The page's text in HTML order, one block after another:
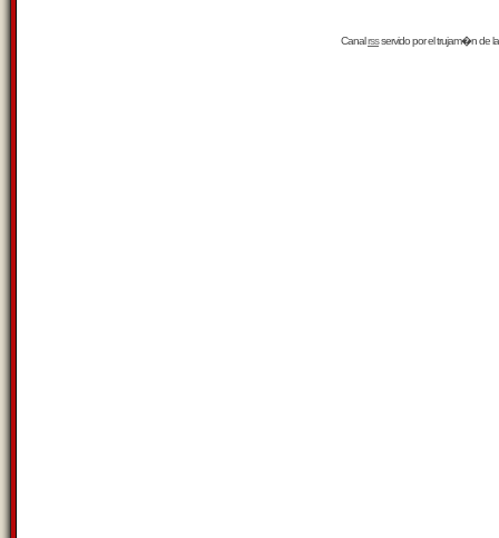
Canalrssservido por eltrujam�nde